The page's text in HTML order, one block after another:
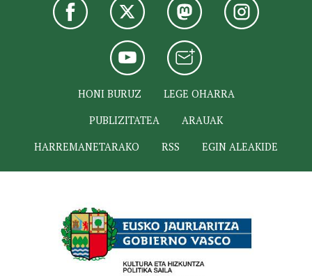
HONI BURUZ
LEGE OHARRA
PUBLIZITATEA
ARAUAK
HARREMANETARAKO
RSS EGIN ALEAKIDE